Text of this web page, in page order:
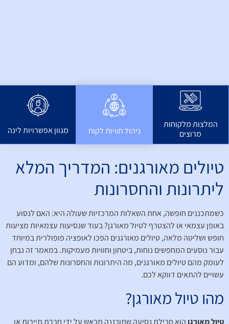
המלצות מלקוחות
מרוצים
ניהול חוויות לקוח מגוון אפשרויות לינה
טיולים מאורגנים: המדריך המלא
ליתרונות והחסרונות
כשמתכננים חופשה, אחת השאלות המרכזיות שעולה היא: האם לנסוע
באופן עצמאי או להצטרף לטיול מאורגן? בעוד שנסיעות עצמאיות מציעות
חופש ושליטה מלאה, טיולים מאורגנים הפכו לאופציה פופולרית במיוחד
עבור נוסעים המחפשים נוחות, ביטחון וחוויות מעמיקות. במאמר זה נבחן
לעומק מהם טיולים מאורגנים, מה היתרונות והחסרונות שלהם, ומדוע הם
עשויים להתאים דווקא לכם.
מהו טיול מאורגן?